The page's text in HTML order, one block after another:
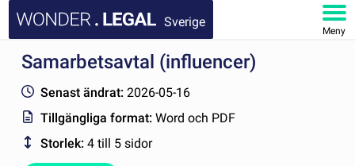
Sverige
Meny
STARTSIDA
DOKUMENT
FAQ
Samarbetsavtal (influencer)
Senast ändrat: 2026-05-16
Tillgängliga format:Word och PDF
Storlek: 4 till 5 sidor